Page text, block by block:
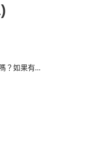
？如果有…